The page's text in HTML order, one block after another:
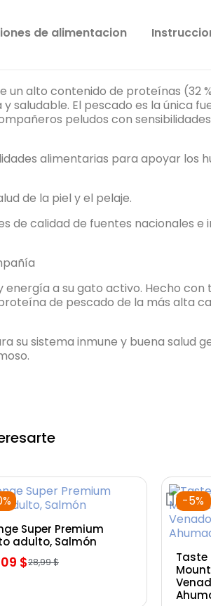
de alimentacion
un alto contenido de proteínas (32
saludable. El pescado es la única
peludos con
alimentarias para apoyar los
de la piel y el pelaje.
de calidad de fuentes nacionales e
a su gato activo. Hecho con
de pescado de la más alta
su sistema inmune y buena salud
Vista rápida
Super Premium
adulto, Salmón
28,99 $
$
-5%
Taste